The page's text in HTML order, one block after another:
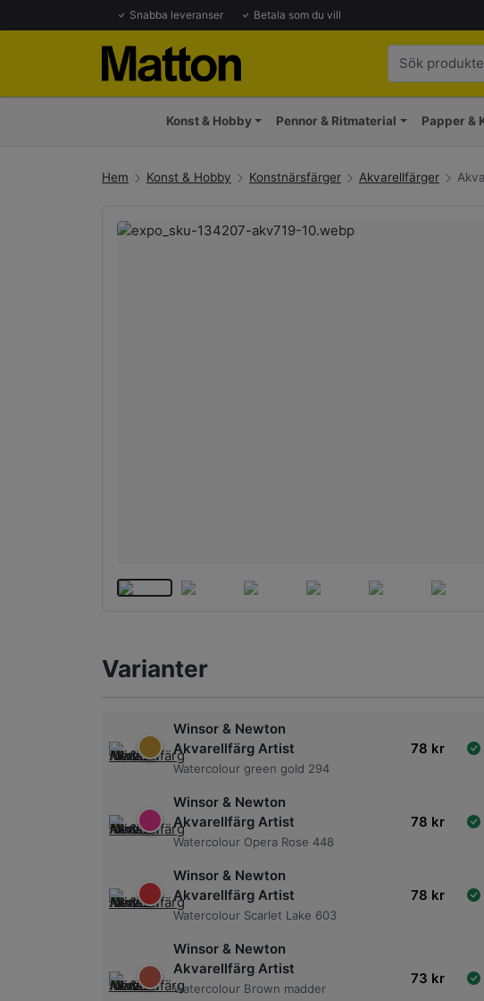
Snabba leveranser Betala som du vill
Konst & Hobby Pennor & Ritmaterial Papper &
Hem Konst & Hobby Konstnärsfärger Akvarellfärger
Varianter
Winsor & Newton
Akvarellfärg Artist
Watercolour green gold 294
78 kr
Winsor & Newton
Akvarellfärg Artist
Watercolour Opera Rose 448
78 kr
Winsor & Newton
Akvarellfärg Artist
Watercolour Scarlet Lake 603
78 kr
Winsor & Newton
Akvarellfärg Artist
Watercolour Brown madder
73 kr